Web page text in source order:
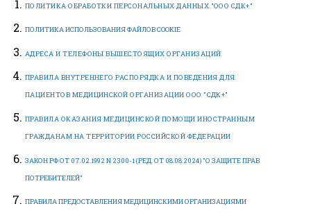
ПОЛИТИКА ОБРАБОТКИ ПЕРСОНАЛЬНЫХ ДАННЫХ "ООО СДК+"
ПОЛИТИКА ИСПОЛЬЗОВАНИЯ ФАЙЛОВ COOKIE
АДРЕСА И ТЕЛЕФОНЫ ВЫШЕСТОЯЩИХ ОРГАНИЗАЦИЙ
ПРАВИЛА ВНУТРЕННЕГО РАСПОРЯДКА И ПОВЕДЕНИЯ ДЛЯ
ПАЦИЕНТОВ МЕДИЦИНСКОЙ ОРГАНИЗАЦИИ ООО "СДК+"
ПРАВИЛА ОКАЗАНИЯ МЕДИЦИНСКОЙ ПОМОЩИ ИНОСТРАННЫМ
ГРАЖДАНАМ НА ТЕРРИТОРИИ РОССИЙСКОЙ ФЕДЕРАЦИИ
ЗАКОН РФ ОТ 07.02.1992 N 2300-1 (РЕД. ОТ 08.08.2024) "О ЗАЩИТЕ ПРАВ
ПОТРЕБИТЕЛЕЙ"
ПРАВИЛА ПРЕДОСТАВЛЕНИЯ МЕДИЦИНСКИМИ ОРГАНИЗАЦИЯМИ